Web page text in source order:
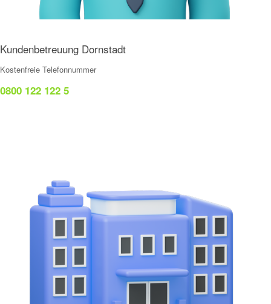
Kundenbetreuung Dornstadt
Kostenfreie Telefonnummer
0800 122 122 5